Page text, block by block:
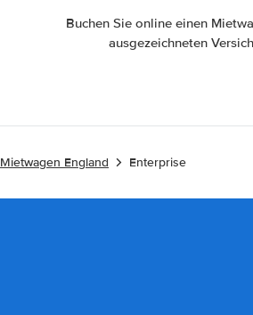
Buchen Sie online einen
ausgezeichneten
Mietwagen England Enterprise